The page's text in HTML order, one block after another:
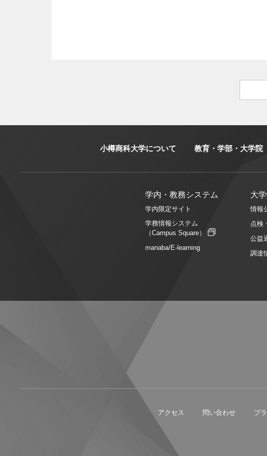
小樽商科大学について 教育・学部・大学院
学内・教務システム
学内限定サイト
学務情報システム
（Campus Square）
manaba/E-learning
大
情報
点検
公益
調達
アクセス 問い合わせ プ